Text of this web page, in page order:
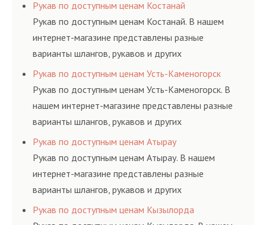
ГОСТам, техническим условиям и нормативам.
Рукав по доступным ценам Костанай
Рукав по доступным ценам Костанай. В нашем
интернет-магазине представлены разные
варианты шлангов, рукавов и других
резинотехнических изделий, соответствующих
ГОСТам, техническим условиям и нормативам.
Рукав по доступным ценам Усть-Каменогорск
Рукав по доступным ценам Усть-Каменогорск. В
нашем интернет-магазине представлены разные
варианты шлангов, рукавов и других
резинотехнических изделий, соответствующих
ГОСТам, техническим условиям и нормативам.
Рукав по доступным ценам Атырау
Рукав по доступным ценам Атырау. В нашем
интернет-магазине представлены разные
варианты шлангов, рукавов и других
резинотехнических изделий, соответствующих
ГОСТам, техническим условиям и нормативам.
Рукав по доступным ценам Кызылорда